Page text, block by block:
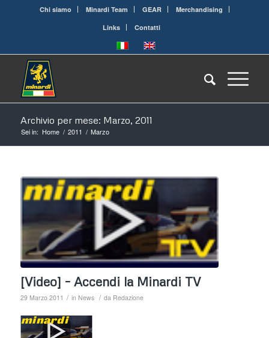
Chi siamo Minardi Team GEAR
Merchandising
Links
Contatti
Archivio per mese: Marzo, 2011
Sei in: Home / 2011 / Marzo
[Video] – Accendi la Minardi TV
29 Marzo 2011 / in News / da Redazione